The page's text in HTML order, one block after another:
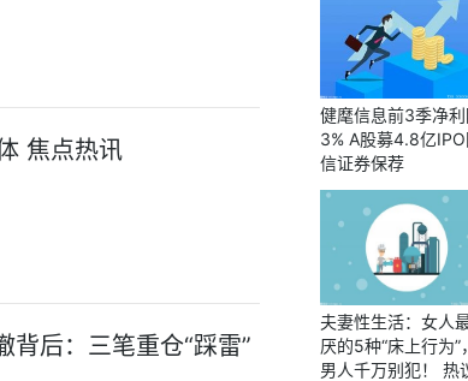
焦点热讯
背后：三笔重仓“踩雷”
健麾信息前3季净
3% A股募4.8亿IPO
信证券保荐
夫妻性生活：女人
厌的5种“床上行为”，
男人千万别犯！ 热